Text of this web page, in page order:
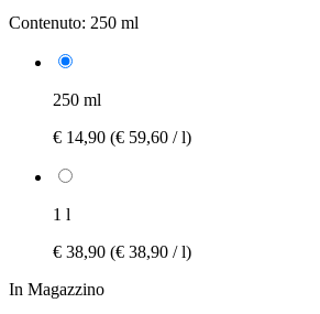
Contenuto: 250 ml
250 ml
€ 14,90 (€ 59,60 / l)
1 l
€ 38,90 (€ 38,90 / l)
In Magazzino